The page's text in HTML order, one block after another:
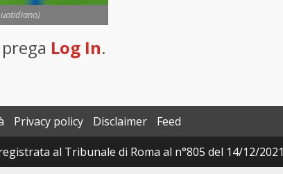
Log In.
Privacy policy Disclaimer
Feed
al Tribunale di Roma al n°805 del 14/12/2021